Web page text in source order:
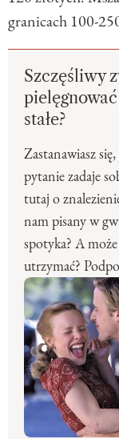
granicach 100-
Szczęśliwy
stałe?
Zastanawiasz
pytanie zadaje
tutaj o
nam pisany w
spotyka? A
utrzymać?